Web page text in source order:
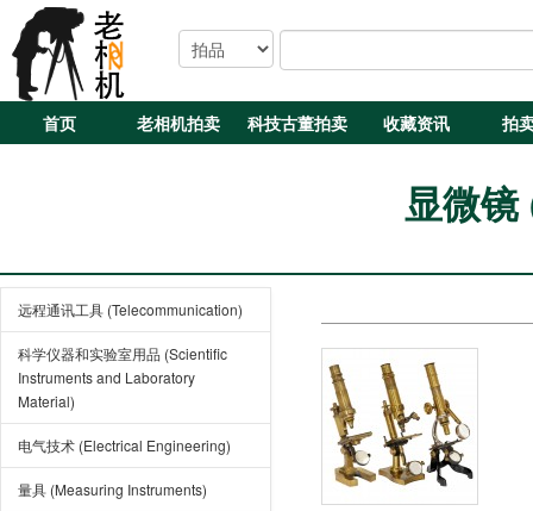
首页 老相机拍卖 科技古董拍卖 收藏资讯 拍
显微
远程通讯工具 (Telecommunication)
科学仪器和实验室用品 (Scientific
Instruments and Laboratory
Material)
电气技术 (Electrical Engineering)
量具 (Measuring Instruments)